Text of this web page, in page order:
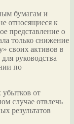
бумагам и
относящиеся к
представление о
только снижение
своих активов в
руководства
по
от
случае отвлечь
результатов